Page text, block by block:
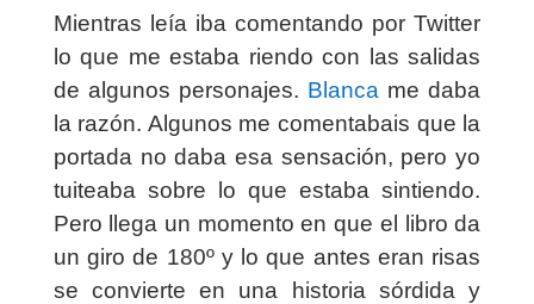
Mientras leía iba comentando por Twitter
lo que me estaba riendo con las salidas
de algunos personajes. Blanca me daba
la razón. Algunos me comentabais que la
portada no daba esa sensación, pero yo
tuiteaba sobre lo que estaba sintiendo.
Pero llega un momento en que el libro da
un giro de 180º y lo que antes eran risas
se convierte en una historia sórdida y